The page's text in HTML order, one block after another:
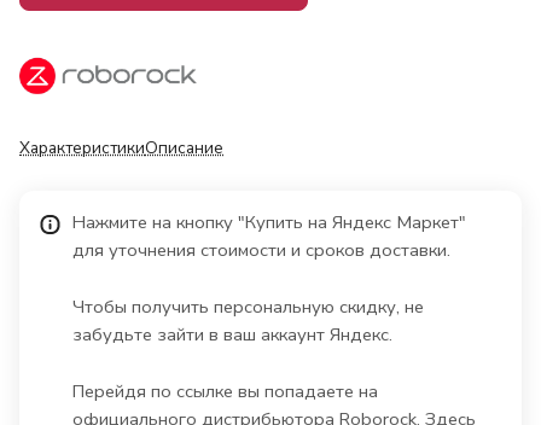
ХарактеристикиОписание
Нажмите на кнопку "Купить на Яндекс Маркет"
для уточнения стоимости и сроков доставки.
Чтобы получить персональную скидку, не
забудьте зайти в ваш аккаунт Яндекс.
Перейдя по ссылке вы попадаете на
официального дистрибьютора Roborock. Здесь